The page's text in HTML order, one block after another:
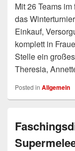
Mit 26 Teams
das
Einkauf,
komplett in
Stelle ein
Theresia,
Posted in Allgemein